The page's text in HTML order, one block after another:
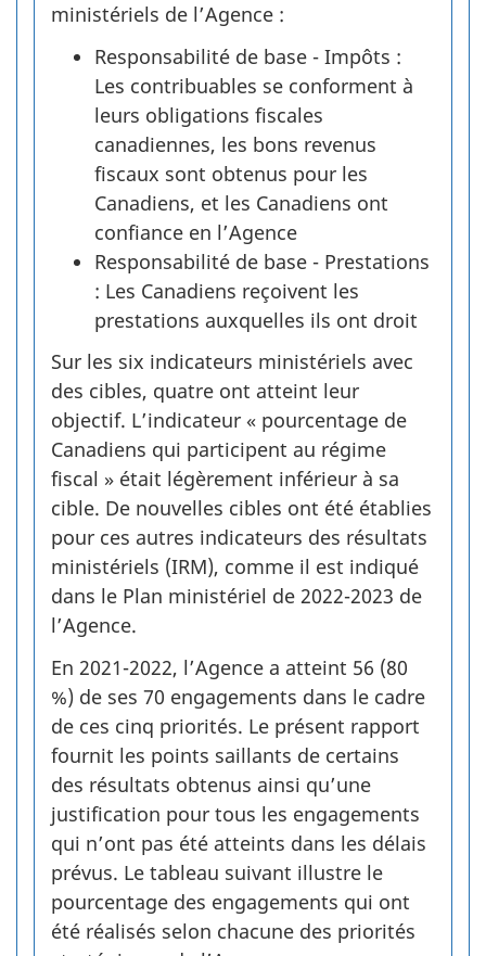
ministériels de l’Agence :
Responsabilité de base - Impôts :
Les contribuables se conforment à
leurs obligations fiscales
canadiennes, les bons revenus
fiscaux sont obtenus pour les
Canadiens, et les Canadiens ont
confiance en l’Agence
Responsabilité de base - Prestations
: Les Canadiens reçoivent les
prestations auxquelles ils ont droit
Sur les six indicateurs ministériels avec
des cibles, quatre ont atteint leur
objectif. L’indicateur « pourcentage de
Canadiens qui participent au régime
fiscal » était légèrement inférieur à sa
cible. De nouvelles cibles ont été établies
pour ces autres indicateurs des résultats
ministériels (IRM), comme il est indiqué
dans le Plan ministériel de 2022-2023 de
l’Agence.
En 2021-2022, l’Agence a atteint 56 (80
%) de ses 70 engagements dans le cadre
de ces cinq priorités. Le présent rapport
fournit les points saillants de certains
des résultats obtenus ainsi qu’une
justification pour tous les engagements
qui n’ont pas été atteints dans les délais
prévus. Le tableau suivant illustre le
pourcentage des engagements qui ont
été réalisés selon chacune des priorités